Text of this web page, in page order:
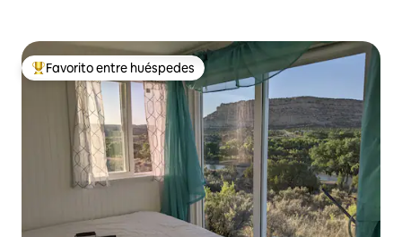
Favorito entre huéspedes preferido
Favorito entre huéspedes